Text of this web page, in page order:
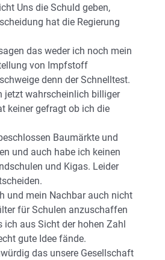
Uns die Schuld geben,
hat die Regierung
das weder ich noch mein
von Impfstoff
denn der Schnelltest.
jetzt wahrscheinlich billiger
keiner gefragt ob ich die
Baumärkte und
und auch habe ich keinen
und Kigas. Leider
und mein Nachbar auch nicht
für Schulen anzuschaffen
ich aus Sicht der hohen Zahl
gute Idee fände.
das unsere Gesellschaft